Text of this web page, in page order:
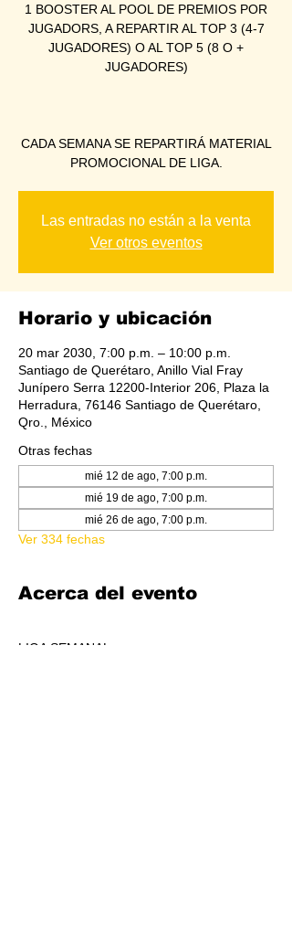
1 BOOSTER AL POOL DE PREMIOS POR
JUGADORS, A REPARTIR AL TOP 3 (4-7
JUGADORES) O AL TOP 5 (8 O +
JUGADORES)
CADA SEMANA SE REPARTIRÁ MATERIAL
PROMOCIONAL DE LIGA.
Las entradas no están a la venta
Ver otros eventos
Horario y ubicación
20 mar 2030, 7:00 p.m. – 10:00 p.m.
Santiago de Querétaro, Anillo Vial Fray
Junípero Serra 12200-Interior 206, Plaza la
Herradura, 76146 Santiago de Querétaro,
Qro., México
Otras fechas
mié 12 de ago, 7:00 p.m.
mié 19 de ago, 7:00 p.m.
mié 26 de ago, 7:00 p.m.
Ver 334 fechas
Acerca del evento
LIGA SEMANAL